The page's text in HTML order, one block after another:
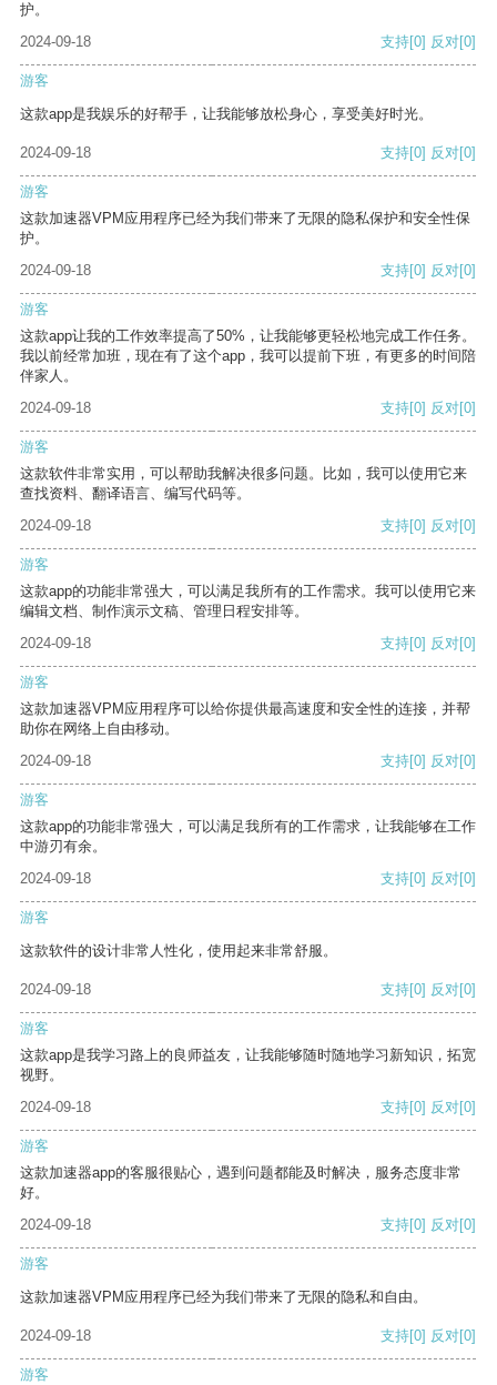
护。
2024-09-18
支持[0] 反对[0]
游客
这款app是我娱乐的好帮手，让我能够放松身心，享受美好时光。
2024-09-18 支持[0] 反对[0]
游客
这款加速器VPM应用程序已经为我们带来了无限的隐私保护和安全性保
护。
2024-09-18
支持[0] 反对[0]
游客
这款app让我的工作效率提高了50%，让我能够更轻松地完成工作任务。
我以前经常加班，现在有了这个app，我可以提前下班，有更多的时间陪
伴家人。
2024-09-18
支持[0] 反对[0]
游客
这款软件非常实用，可以帮助我解决很多问题。比如，我可以使用它来
查找资料、翻译语言、编写代码等。
2024-09-18
支持[0] 反对[0]
游客
这款app的功能非常强大，可以满足我所有的工作需求。我可以使用它来
编辑文档、制作演示文稿、管理日程安排等。
2024-09-18
支持[0] 反对[0]
游客
这款加速器VPM应用程序可以给你提供最高速度和安全性的连接，并帮
助你在网络上自由移动。
2024-09-18
支持[0] 反对[0]
游客
这款app的功能非常强大，可以满足我所有的工作需求，让我能够在工作
中游刃有余。
2024-09-18
支持[0] 反对[0]
游客
这款软件的设计非常人性化，使用起来非常舒服。
2024-09-18 支持[0] 反对[0]
游客
这款app是我学习路上的良师益友，让我能够随时随地学习新知识，拓宽
视野。
2024-09-18
支持[0] 反对[0]
游客
这款加速器app的客服很贴心，遇到问题都能及时解决，服务态度非常
好。
2024-09-18
支持[0] 反对[0]
游客
这款加速器VPM应用程序已经为我们带来了无限的隐私和自由。
2024-09-18 支持[0] 反对[0]
游客